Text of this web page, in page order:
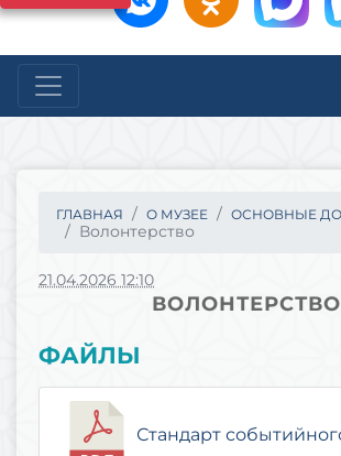
ГЛАВНАЯ О МУЗЕЕ ОСНОВНЫЕ
Волонтерство
21.04.2026 12:10
ВОЛОНТЕРСТВО
ФАЙЛЫ
Стандарт